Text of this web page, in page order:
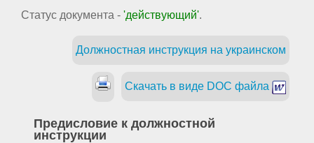
Статус документа - 'действующий'.
Должностная инструкция на украинском
Скачать в виде DOC файла
Предисловие к должностной
инструкции